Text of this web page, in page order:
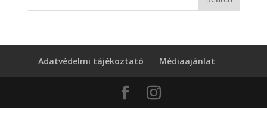
Adatvédelmi tájékoztató Médiaajánlat